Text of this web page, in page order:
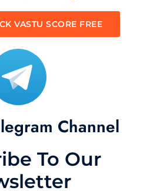
VASTU SCORE FREE
Channel
To Our